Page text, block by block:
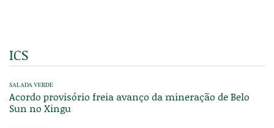
ICS
SALADA VERDE
Acordo provisório freia avanço da mineração de Belo
Sun no Xingu